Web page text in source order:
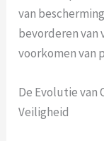
van
bevorderen van
voorkomen van
De Evolutie van
Veiligheid